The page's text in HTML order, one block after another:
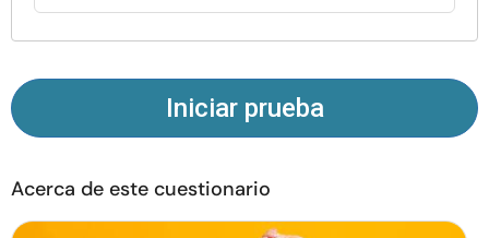
nosotros
© Copyright 2026. Todos los derechos reservados.
Iniciar prueba
Acerca de este cuestionario